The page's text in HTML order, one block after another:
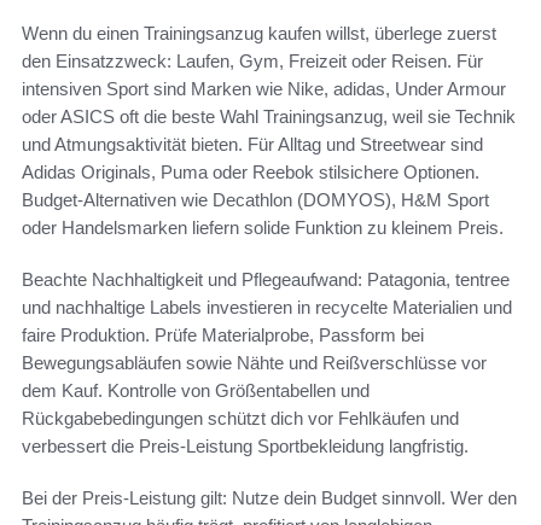
Wenn du einen Trainingsanzug kaufen willst, überlege zuerst
den Einsatzzweck: Laufen, Gym, Freizeit oder Reisen. Für
intensiven Sport sind Marken wie Nike, adidas, Under Armour
oder ASICS oft die beste Wahl Trainingsanzug, weil sie Technik
und Atmungsaktivität bieten. Für Alltag und Streetwear sind
Adidas Originals, Puma oder Reebok stilsichere Optionen.
Budget-Alternativen wie Decathlon (DOMYOS), H&M Sport
oder Handelsmarken liefern solide Funktion zu kleinem Preis.
Beachte Nachhaltigkeit und Pflegeaufwand: Patagonia, tentree
und nachhaltige Labels investieren in recycelte Materialien und
faire Produktion. Prüfe Materialprobe, Passform bei
Bewegungsabläufen sowie Nähte und Reißverschlüsse vor
dem Kauf. Kontrolle von Größentabellen und
Rückgabebedingungen schützt dich vor Fehlkäufen und
verbessert die Preis-Leistung Sportbekleidung langfristig.
Bei der Preis-Leistung gilt: Nutze dein Budget sinnvoll. Wer den